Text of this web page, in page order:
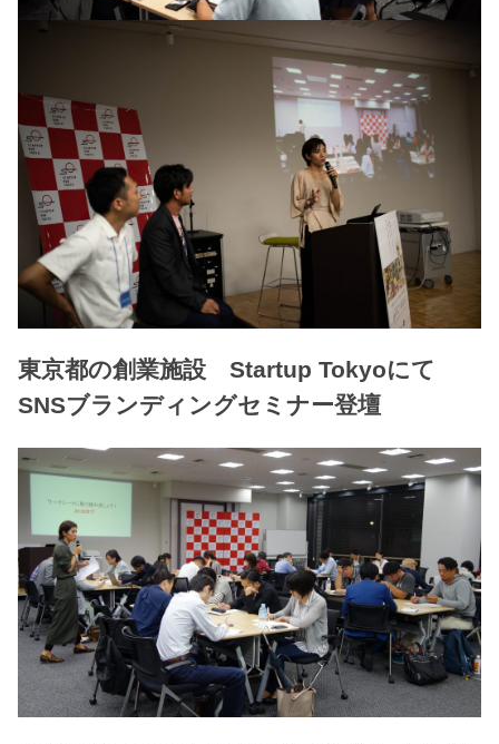
東京都の創業施設 Startup Tokyoにて
SNSブランディングセミナー登壇